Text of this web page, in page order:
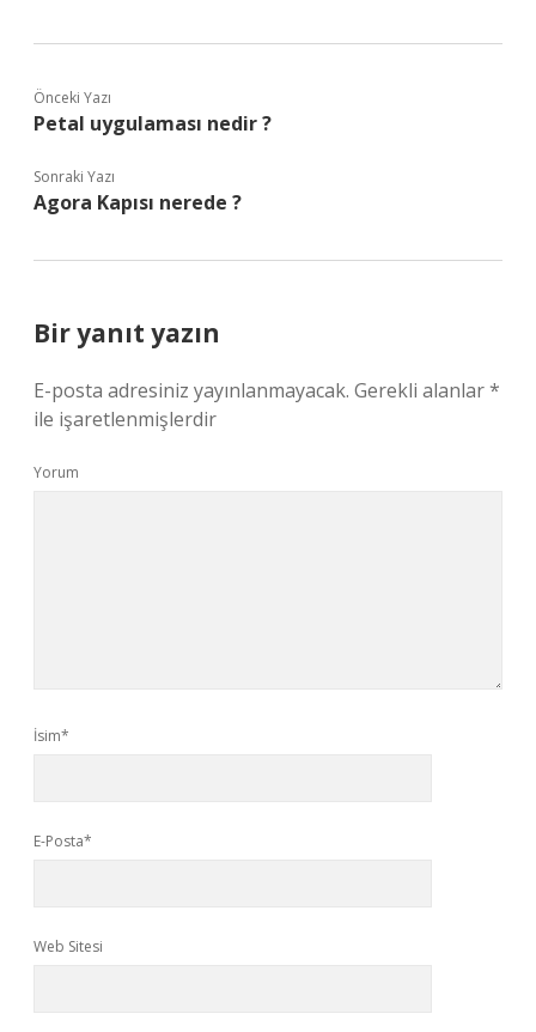
Önceki Yazı
Petal uygulaması nedir ?
Sonraki Yazı
Agora Kapısı nerede ?
Bir yanıt yazın
E-posta adresiniz yayınlanmayacak. Gerekli alanlar*
ile işaretlenmişlerdir
Yorum
İsim*
E-Posta*
Web Sitesi